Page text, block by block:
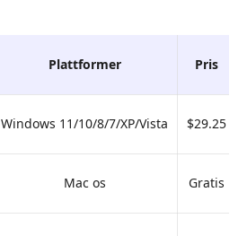
Plattformer Pris
Windows 11/10/8/7/XP/Vista $29.25
Mac os Gratis